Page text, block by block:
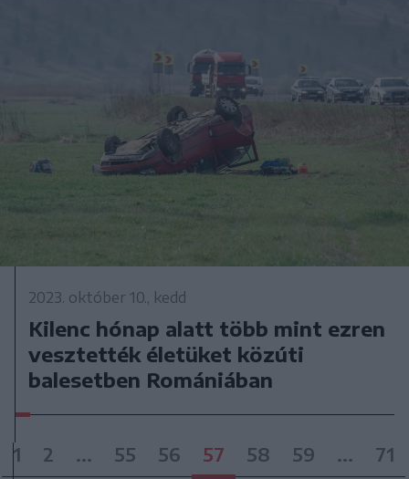
2023. október 10., kedd
Kilenc hónap alatt több mint ezren
vesztették életüket közúti
balesetben Romániában
1 2 ... 55 56 57 58 59 ... 71